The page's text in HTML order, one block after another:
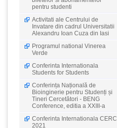
pentru studenti
Activitati ale Centrului de
Invatare din cadrul Universitatii
Alexandru Ioan Cuza din Iasi
Programul national Vinerea
Verde
Conferinta Internationala
Students for Students
Conferința Națională de
Bioinginerie pentru Studenți și
Tineri Cercetători - BENG
Conference, editia a XXIII-a
Conferinta Internationala CERC
2021